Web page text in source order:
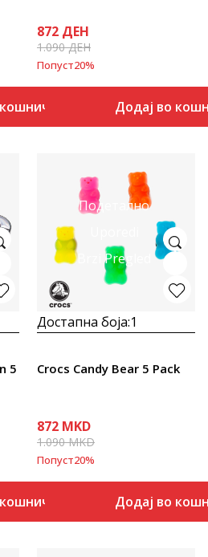
872 ДЕН
1.090ДЕН
Попуст20%
Додај во
5
Подетално
Brzi Pregled
Достапна боја:1
Crocs Candy Bear 5 Pack
872 MKD
1.090MKD
Попуст20%
Додај во